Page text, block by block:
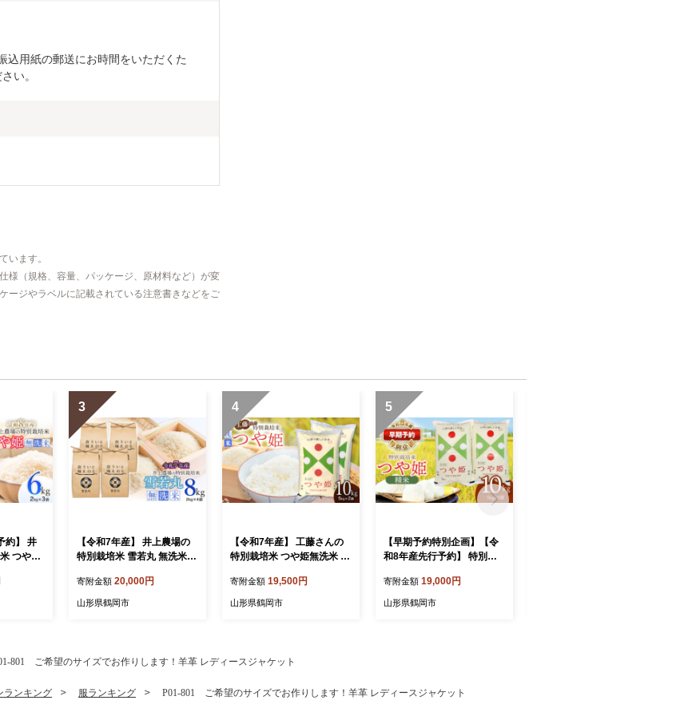
用紙の郵送にお時間をいただくた
い。
います。
様（規格、容量、パッケージ、原材料など）が変
ージやラベルに記載されている注意書きなどをご
約】 井
つや姫
3
【令和7年産】 井上農場の
特別栽培米 雪若丸 無洗米 8
寄附金額 20,000円
山形県鶴岡市
4
【令和7年産】 工藤さんの
特別栽培米 つや姫無洗米 10
産 株式会社サンエイファー
ム | 米 つや姫 10kg 特別栽
美味しい お弁当 おすすめ
岡市 送料無料
寄附金額 19,500円
山形県鶴岡市
5
【早期予約特別企画】【令
和8年産先行予約】 特別栽
×2袋) 山形県鶴岡産 鶴岡
協同ファーム
寄附金額 19,000円
山形県鶴岡市
801 ご希望のサイズでお作りします！羊革 レディースジャケット
ランキング 服ランキング P01-801 ご希望のサイズでお作りします！羊革 レディースジャケット